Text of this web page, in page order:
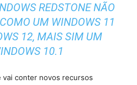
REDSTONE NÃO
UM WINDOWS 11
12, MAIS SIM UM
10.1
vai conter novos recursos